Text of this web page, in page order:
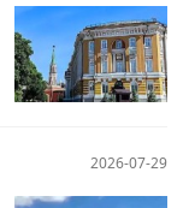
2026-07-29